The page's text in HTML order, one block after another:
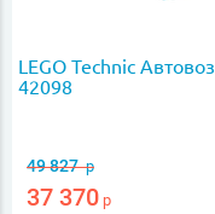
LEGO Technic Автовоз
42098
49 827р
37 370 р